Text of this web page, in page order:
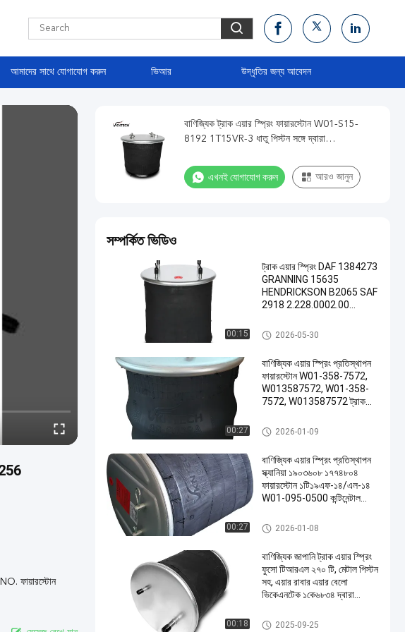
আমাদের সাথে যোগাযোগ করুন ভিআর উদ্ধৃতির জন্য আবেদন
ফায়ারস্টোন
বাণিজ্যিক ট্রাক এয়ার স্প্রিং ফায়ারস্টোন W01-S15-
8192 1T15VR-3 ধাতু পিস্টন সঙ্গে দ্বারা
এখনই যোগাযোগ করুন আরও জানুন
সম্পর্কিত ভিডিও
00:15
ট্রাক এয়ার স্প্রিং DAF 1384273
GRANNING 15635
HENDRICKSON B2065 SAF
2918 2.228.0002.00
ফায়ারস্টোন W01-M58-6345
W01-M58-8775 গুডইয়ার
1K6345 দ্বারা প্রতিস্থাপিত
ট্রাক এয়ার স্প্রিং
2026-05-30
00:27
বাণিজ্যিক এয়ার স্প্রিং প্রতিস্থাপন
ফায়ারস্টোন W01-358-7572,
W013587572, W01-358-
7572, W013587572 ট্রাক
W01-M58-7572,
W01M587572, W01-M58-
ট্রাক এয়ার স্প্রিং
2026-01-09
00:27
বাণিজ্যিক এয়ার স্প্রিং প্রতিস্থাপন
স্ক্যানিয়া ১৯০৩৬০৮ ১৭৭৪৮০৪
ফায়ারস্টোন ১টি১৯এফ-১৪/এল-১৪
W01-095-0500 কন্টিনেন্টাল
গোম্মা ১টি১৯ই-৯৩ ফিনিক্স
১ডি২৮এইচ১৬ ফায়ারস্টোন W01
ট্রাক এয়ার স্প্রিং
2026-01-08
00:18
বাণিজ্যিক জাপানি ট্রাক এয়ার স্প্রিং
ফুসো টিআরএল ২৭০ টি, মেটাল পিস্টন
সহ, এয়ার রাবার এয়ার বেলো
ভিকেএনটেক ১কে৬৮৩৪ দ্বারা
ট্রাক এয়ার স্প্রিং
2025-09-25